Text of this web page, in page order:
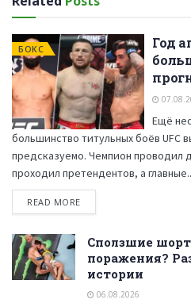
БОКС
Год
Ещё
большинство титульных боёв UFC
предсказуемо. Чемпион проводил
проходил претендентов, а
READ MORE
Сползшие
поражения?
истории
06.08.2026